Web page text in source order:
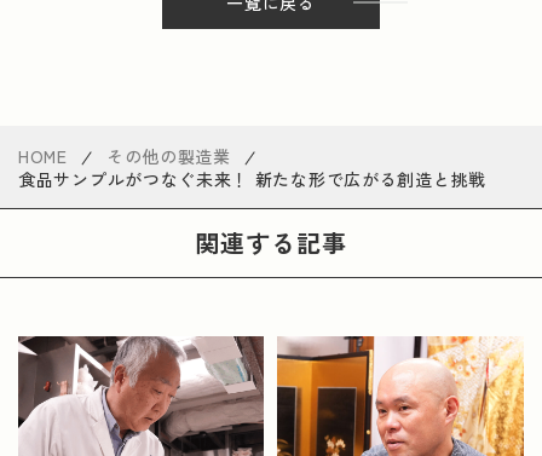
HOME
その他の製造業
食品サンプルがつなぐ未来！ 新たな形で広がる創造と挑戦
関連する記事